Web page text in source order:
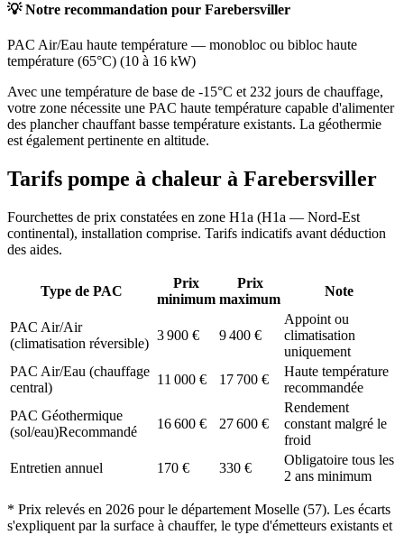
💡 Notre recommandation pour Farebersviller
PAC Air/Eau haute température — monobloc ou bibloc haute
température (65°C) (10 à 16 kW)
Avec une température de base de -15°C et 232 jours de chauffage,
votre zone nécessite une PAC haute température capable d'alimenter
des plancher chauffant basse température existants. La géothermie
est également pertinente en altitude.
Tarifs pompe à chaleur à Farebersviller
Fourchettes de prix constatées en zone H1a (H1a — Nord-Est
continental), installation comprise. Tarifs indicatifs avant déduction
des aides.
Type de PAC
Prix
minimum
Prix
maximum
Note
PAC Air/Air
(climatisation réversible)
3 900 € 9 400 €
Appoint ou
climatisation
uniquement
PAC Air/Eau (chauffage
central)
11 000 € 17 700 €
Haute température
recommandée
PAC Géothermique
(sol/eau)Recommandé
16 600 € 27 600 €
Rendement
constant malgré le
froid
Entretien annuel
170 € 330 €
Obligatoire tous les
2 ans minimum
* Prix relevés en 2026 pour le département Moselle (57). Les écarts
s'expliquent par la surface à chauffer, le type d'émetteurs existants et